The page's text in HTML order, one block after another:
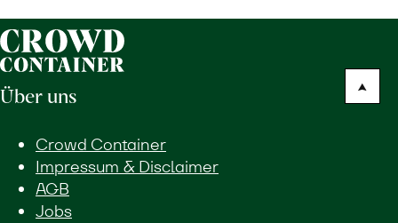
Über uns
Crowd Container
Impressum & Disclaimer
AGB
Jobs